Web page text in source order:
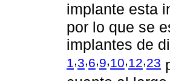
implante esta
por lo que se
implantes de
1,3,6,9,10,12,23